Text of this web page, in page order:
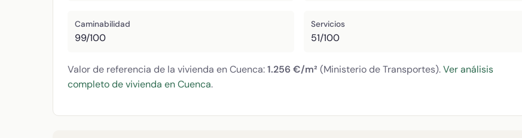
Caminabilidad
99/100
Servicios
51/100
Valor de referencia de la vivienda en Cuenca:1.256 €/m² (Ministerio de Transportes).Ver análisis
completo de vivienda en Cuenca.